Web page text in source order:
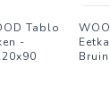
Tablo
-